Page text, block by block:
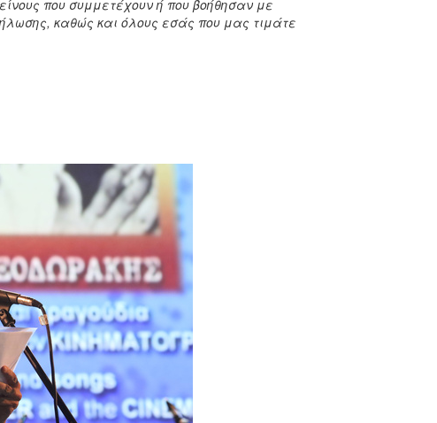
που συμμετέχουν ή που βοήθησαν με
καθώς και όλους εσάς που μας τιμάτε